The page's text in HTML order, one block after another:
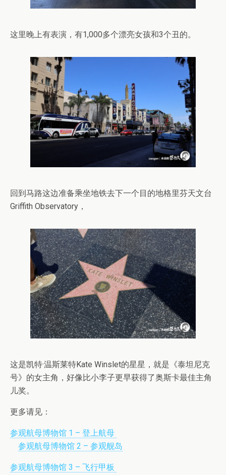
这里晚上有表演，有1,000多个漂亮女孩和3个丑的。
回到马路这边准备乘坐地铁去下一个目的地格里芬天文台
Griffith Observatory，
这是凯特·温斯莱特Kate Winslet的星星，就是《泰坦尼克
号》的女主角，好像比小李子更早获得了奥斯卡最佳主角
儿奖。
更多请见：
参观航母博物馆 1 – 登上航母
参观航母博物馆 2 – 参观舰岛
参观航母博物馆 3 – 飞行甲板